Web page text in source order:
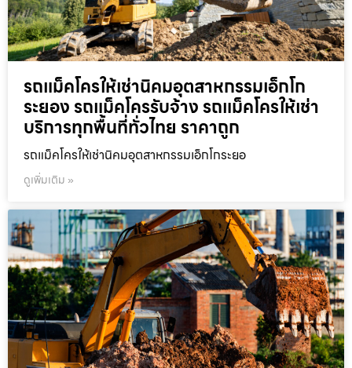
รถแม็คโครให้เช่านิคมอุตสาหกรรมเอ็กโก
ระยอง รถแม็คโครรับจ้าง รถแม็คโครให้เช่า
บริการทุกพื้นที่ทั่วไทย ราคาถูก
รถแม็คโครให้เช่านิคมอุตสาหกรรมเอ็กโกระยอ
ดูเพิ่มเติม »